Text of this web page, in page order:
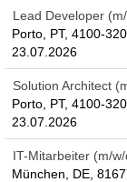
Lead Developer
Porto, PT, 4100-320
23.07.2026
Solution Architect
Porto, PT, 4100-320
23.07.2026
IT-Mitarbeiter (m/w/
München, DE,